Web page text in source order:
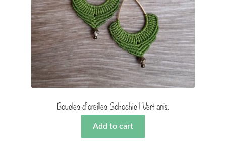
Boucles d’oreilles Bohochic | Vert anis.
Add to cart